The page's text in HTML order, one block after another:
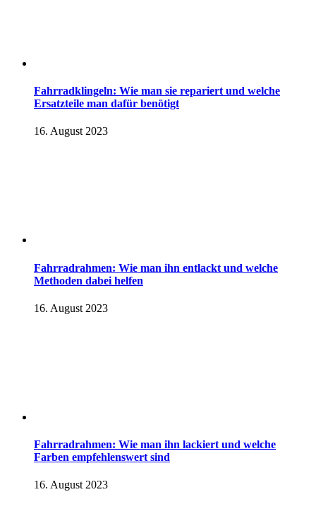
Fahrradklingeln: Wie man sie repariert und welche
Ersatzteile man dafür benötigt
16. August 2023
Fahrradrahmen: Wie man ihn entlackt und welche
Methoden dabei helfen
16. August 2023
Fahrradrahmen: Wie man ihn lackiert und welche
Farben empfehlenswert sind
16. August 2023